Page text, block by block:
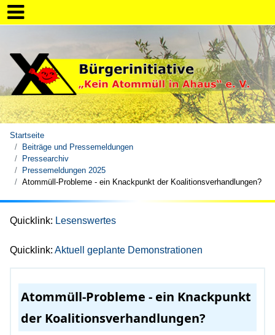
Startseite
Beiträge und Pressemeldungen
Pressearchiv
Pressemeldungen 2025
Atommüll-Probleme - ein Knackpunkt der Koalitionsverhandlungen?
Quicklink: Lesenswertes
Quicklink: Aktuell geplante Demonstrationen
Atommüll-Probleme - ein Knackpunkt
der Koalitionsverhandlungen?